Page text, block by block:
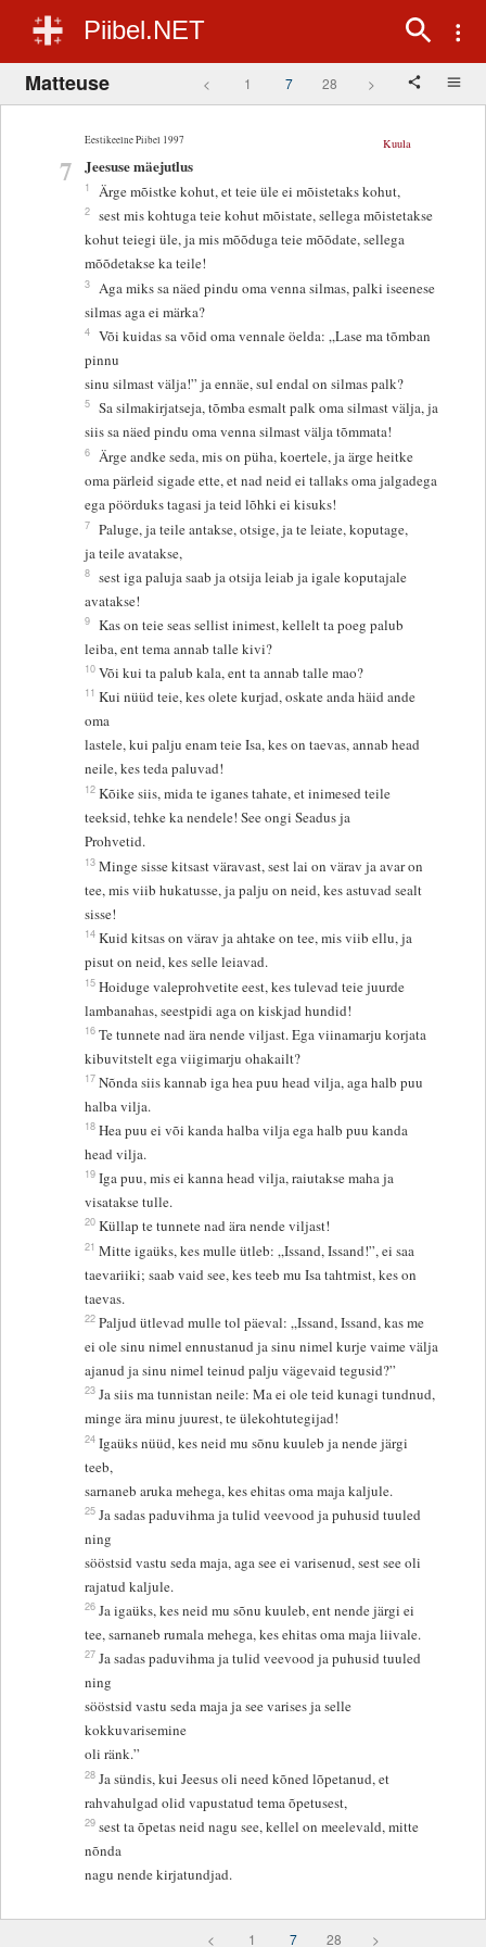
Piibel.NET
Matteuse < 1 7 28 >
Eestikeelne Piibel 1997
7
Kuula
Jeesuse mäejutlus
1 Ärge mõistke kohut, et teie üle ei mõistetaks kohut,
2 sest mis kohtuga teie kohut mõistate, sellega mõistetakse
kohut teiegi üle, ja mis mõõduga teie mõõdate, sellega
mõõdetakse ka teile!
3 Aga miks sa näed pindu oma venna silmas, palki iseenese
silmas aga ei märka?
4 Või kuidas sa võid oma vennale öelda: „Lase ma tõmban
pinnu
sinu silmast välja!” ja ennäe, sul endal on silmas palk?
5 Sa silmakirjatseja, tõmba esmalt palk oma silmast välja, ja
siis sa näed pindu oma venna silmast välja tõmmata!
6 Ärge andke seda, mis on püha, koertele, ja ärge heitke
oma pärleid sigade ette, et nad neid ei tallaks oma jalgadega
ega pöörduks tagasi ja teid lõhki ei kisuks!
7 Paluge, ja teile antakse, otsige, ja te leiate, koputage,
ja teile avatakse,
8 sest iga paluja saab ja otsija leiab ja igale koputajale
avatakse!
9 Kas on teie seas sellist inimest, kellelt ta poeg palub
leiba, ent tema annab talle kivi?
10 Või kui ta palub kala, ent ta annab talle mao?
11 Kui nüüd teie, kes olete kurjad, oskate anda häid ande
oma
lastele, kui palju enam teie Isa, kes on taevas, annab head
neile, kes teda paluvad!
12 Kõike siis, mida te iganes tahate, et inimesed teile
teeksid, tehke ka nendele! See ongi Seadus ja
Prohvetid.
13 Minge sisse kitsast väravast, sest lai on värav ja avar on
tee, mis viib hukatusse, ja palju on neid, kes astuvad sealt
sisse!
14 Kuid kitsas on värav ja ahtake on tee, mis viib ellu, ja
pisut on neid, kes selle leiavad.
15 Hoiduge valeprohvetite eest, kes tulevad teie juurde
lambanahas, seestpidi aga on kiskjad hundid!
16 Te tunnete nad ära nende viljast. Ega viinamarju korjata
kibuvitstelt ega viigimarju ohakailt?
17 Nõnda siis kannab iga hea puu head vilja, aga halb puu
halba vilja.
18 Hea puu ei või kanda halba vilja ega halb puu kanda
head vilja.
19 Iga puu, mis ei kanna head vilja, raiutakse maha ja
visatakse tulle.
20 Küllap te tunnete nad ära nende viljast!
21 Mitte igaüks, kes mulle ütleb: „Issand, Issand!”, ei saa
taevariiki; saab vaid see, kes teeb mu Isa tahtmist, kes on
taevas.
22 Paljud ütlevad mulle tol päeval: „Issand, Issand, kas me
ei ole sinu nimel ennustanud ja sinu nimel kurje vaime välja
ajanud ja sinu nimel teinud palju vägevaid tegusid?”
23 Ja siis ma tunnistan neile: Ma ei ole teid kunagi tundnud,
minge ära minu juurest, te ülekohtutegijad!
24 Igaüks nüüd, kes neid mu sõnu kuuleb ja nende järgi
teeb,
sarnaneb aruka mehega, kes ehitas oma maja kaljule.
25 Ja sadas paduvihma ja tulid veevood ja puhusid tuuled
ning
sööstsid vastu seda maja, aga see ei varisenud, sest see oli
rajatud kaljule.
26 Ja igaüks, kes neid mu sõnu kuuleb, ent nende järgi ei
tee, sarnaneb rumala mehega, kes ehitas oma maja liivale.
27 Ja sadas paduvihma ja tulid veevood ja puhusid tuuled
ning
sööstsid vastu seda maja ja see varises ja selle
kokkuvarisemine
oli ränk.”
28 Ja sündis, kui Jeesus oli need kõned lõpetanud, et
rahvahulgad olid vapustatud tema õpetusest,
29 sest ta õpetas neid nagu see, kellel on meelevald, mitte
nõnda
nagu nende kirjatundjad.
< 1 7 28 >